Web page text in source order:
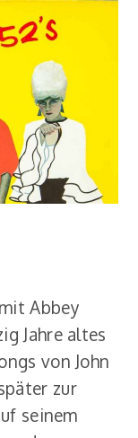
Abbey
Jahre altes
von John
zur
seinem